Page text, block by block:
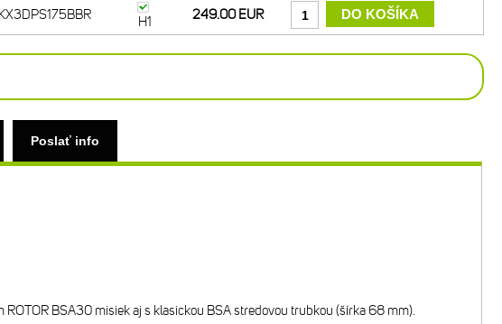
H1 249.00 EUR
Poslať info
BSA30 misiek aj s klasickou BSA stredovou trubkou (šírka 68 mm).